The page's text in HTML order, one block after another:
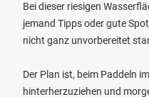
Bei dieser riesigen
jemand Tipps oder gute
nicht ganz unvorbereitet
Der Plan ist, beim Paddeln
hinterherzuziehen und